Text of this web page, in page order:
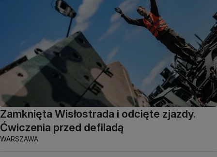
Zamknięta Wisłostrada i odcięte zjazdy.
Ćwiczenia przed defiladą
WARSZAWA